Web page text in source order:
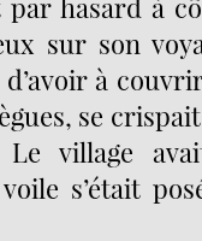
par hasard à
sur son
à
se
village
s’était